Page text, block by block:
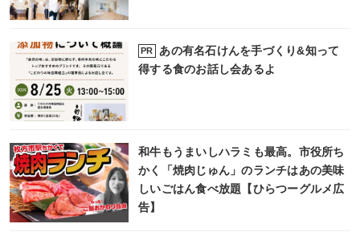
PR
あの有名石けんを手づくり&知って
得する食のお話し会あるよ
和牛もうまいしハラミも最高。市役所ち
かく「焼肉じゅん」のランチはあの美味
しいごはん食べ放題【ひらつーグルメ広
告】